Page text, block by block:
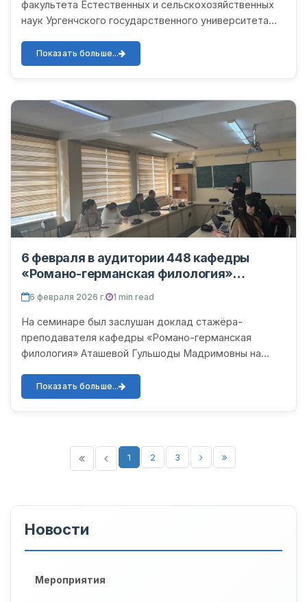
факультета Естественных и сельскохозяйственных
наук Ургенчского государственного университета
научно-методический...
Показать больше...
6 февраля в аудитории 448 кафедры
«Романо-германская филология»
факультета иностранных языков
Ургенчского государственного
университета имени Абу Райхана Беруни
состоялся очередной научно-
методический семинар.
6 февраля 2026 г. 1 min read
На семинаре был заслушан доклад стажёра-
преподавателя кафедры «Романо-германская
филология» Аташевой Гульшоды Мадримовны на
иностранному языку посредство...
Показать больше...
1 2 3
Новости
Мероприятия